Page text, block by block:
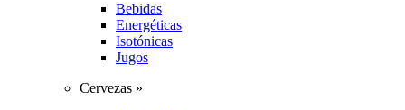
Bebidas
Energéticas
Isotónicas
Jugos
Cervezas »